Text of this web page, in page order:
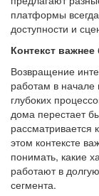
платформы
доступности и
Контекст
Возвращение
работам в
глубоких
дома перестает
рассматривается
этом контексте
понимать, какие
работают в
сегмента.